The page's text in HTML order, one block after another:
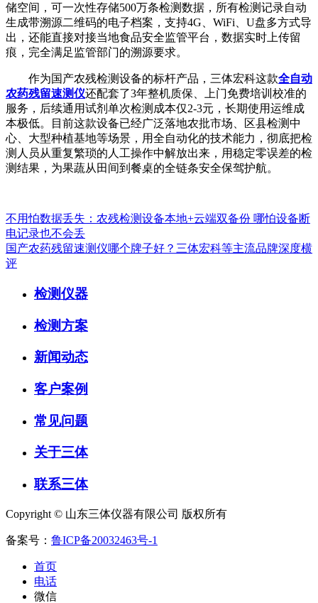
储空间，可一次性存储500万条检测数据，所有检测记录自动
生成带溯源二维码的电子档案，支持4G、WiFi、U盘多方式导
出，还能直接对接当地食品安全监管平台，数据实时上传留
痕，完全满足监管部门的溯源要求。
作为国产农残检测设备的标杆产品，三体宏科这款全自动
农药残留速测仪还配套了3年整机质保、上门免费培训校准的
服务，后续通用试剂单次检测成本仅2-3元，长期使用运维成
本极低。目前这款设备已经广泛落地农批市场、区县检测中
心、大型种植基地等场景，用全自动化的技术能力，彻底把检
测人员从重复繁琐的人工操作中解放出来，用稳定零误差的检
测结果，为果蔬从田间到餐桌的全链条安全保驾护航。
不用怕数据丢失：农残检测设备本地+云端双备份 哪怕设备断
电记录也不会丢
国产农药残留速测仪哪个牌子好？三体宏科等主流品牌深度横
评
检测仪器
检测方案
新闻动态
客户案例
常见问题
关于三体
联系三体
Copyright © 山东三体仪器有限公司 版权所有
备案号： 鲁ICP备20032463号-1
首页
电话
微信